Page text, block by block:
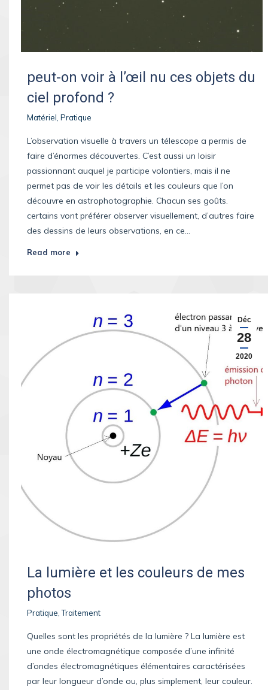
peut-on voir à l’œil nu ces objets du
ciel profond ?
Matériel Pratique
L’observation visuelle à travers un télescope a permis de
faire d’énormes découvertes. C’est aussi un loisir
passionnant auquel je participe volontiers, mais il ne
permet pas de voir les détails et les couleurs que l’on
découvre en astrophotographie. Chacun ses goûts.
certains vont préférer observer visuellement, d’autres faire
des dessins de leurs observations, en ce…
Read more
Déc
28
2020
La lumière et les couleurs de mes
photos
Pratique ,Traitement
Quelles sont les propriétés de la lumière ? La lumière est
une onde électromagnétique composée d’une infinité
d’ondes électromagnétiques élémentaires caractérisées
par leur longueur d’onde ou, plus simplement, leur couleur.